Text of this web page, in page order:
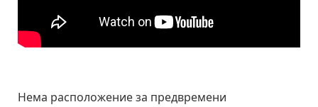
Нема расположение за предвремени